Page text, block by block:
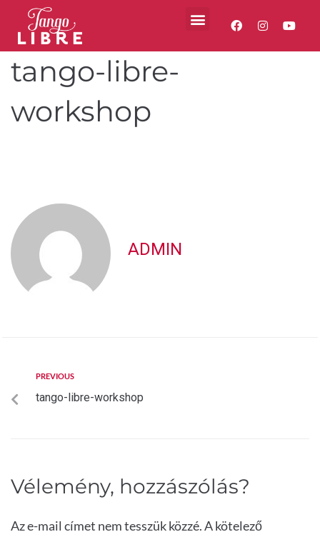
tango-libre-
workshop
ADMIN
PREVIOUS
tango-libre-workshop
Vélemény, hozzászólás?
Az e-mail címet nem tesszük közzé.A kötelező